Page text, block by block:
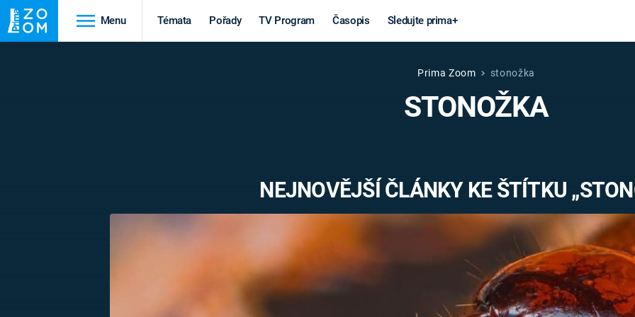
Menu Témata Pořady TV Program Časopis Sledujte prima+
STAROVĚKÝ EGYPT
Věda a
technika
MARS
VÁLEČNÉ
Výročí
Prima Zoom stonožka
STONOŽKA
NEJNOVĚJŠÍ ČLÁNKY KE ŠTÍTKU